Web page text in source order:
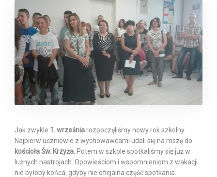
Jak zwykle 1. wrześniarozpoczęliśmy nowy rok szkolny.
Najpierw uczniowie z wychowawcami udali się na mszę do
kościoła Św. Krzyża . Potem w szkole spotkaliśmy się już w
luźnych nastrojach. Opowieściom i wspomnieniom z wakacji
nie byłoby końca, gdyby nie oficjalna część spotkania.